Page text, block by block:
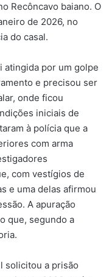
Recôncavo baiano. O
de 2026, no
do casal.
atingida por um golpe
e precisou ser
onde ficou
iniciais de
à polícia que a
com arma
com vestígios de
e uma delas afirmou
A apuração
que, segundo a
solicitou a prisão